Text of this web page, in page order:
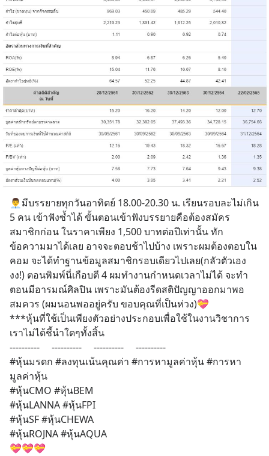
👨‍💼มีบรรยายทุกวันอาทิตย์ 18.00-20.30 น. เรียนรอบละไม่เกิน
5 คน เข้าฟังซ้ำได้ ขั้นตอนเข้าฟังบรรยายคือต้องสมัคร
สมาชิกก่อน ในราคาเพียง 1,500 บาทต่อปีเท่านั้น ทัก
ข้อความมาได้เลย อาจจะตอบช้าไปบ้าง เพราะผมต้องตอบใน
คอม จะได้ทำฐานข้อมูลสมาชิกรอบเดียวไปเลย(กลัวตัวเอง
งง!) ตอนพิมพ์นี่เกือบตี 4 ผมทำงานกำหนดเวลาไม่ได้ จะทำ
ตอนมีอารมณ์ศิลปิน เพราะมันต้องรีดสติปัญญาออกมาพอ
สมควร (ผมนอนพออยู่ครับ ขอบคุณที่เป็นห่วง)💝
***หุ้นที่ใช้เป็นเพียงตัวอย่างประกอบเพื่อใช้ในงานวิชาการ
เราไม่ได้ชี้นำใดๆทั้งสิ้น
----------     ----------     ----------     ----------
#หุ้นมรดก #ลงทุนเน้นคุณค่า #การหามูลค่าหุ้น #การหา
มูลค่าหุ้น
#หุ้นCMO #หุ้นBEM
#หุ้นLANNA #หุ้นFPI
#หุ้นSF #หุ้นCHEWA
#หุ้นROJNA #หุ้นAQUA
💝💝💝